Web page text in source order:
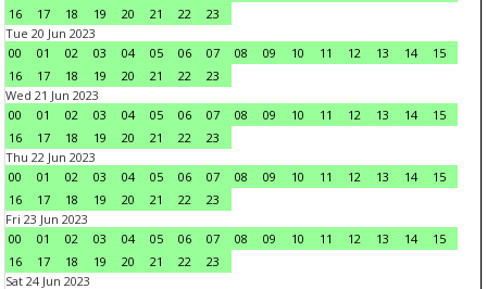
16
17 18 19 20 21 22
23
Tue 20 Jun 2023
00
01 02 03 04 05 06 07 08 09 10 11 12 13 14
15
16
17 18 19 20 21 22
23
Wed 21 Jun 2023
00
01 02 03 04 05 06 07 08 09 10 11 12 13 14
15
16
17 18 19 20 21 22
23
Thu 22 Jun 2023
00
01 02 03 04 05 06 07 08 09 10 11 12 13 14
15
16
17 18 19 20 21 22
23
Fri 23 Jun 2023
00
01 02 03 04 05 06 07 08 09 10 11 12 13 14
15
16
17 18 19 20 21 22
23
Sat 24 Jun 2023